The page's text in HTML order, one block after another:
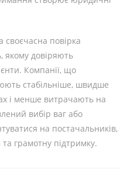
своєчасна повірка
якому довіряють
Компанії, що
стабільніше, швидше
і менше витрачають на
вибір ваг або
на постачальників,
та грамотну підтримку.